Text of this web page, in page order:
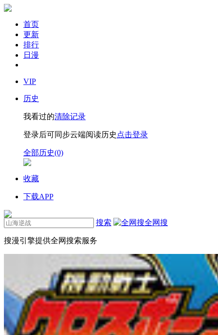
首页
更新
排行
日漫
VIP
历史
我看过的清除记录
登录后可同步云端阅读历史 点击登录
全部历史(0)
收藏
下载APP
搜索 全网搜
搜漫引擎提供全网搜索服务